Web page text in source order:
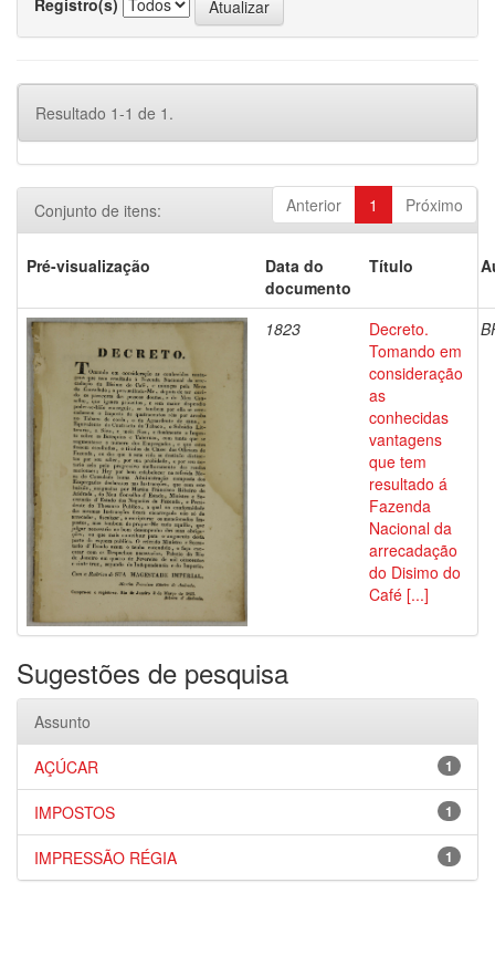
Resultado 1-1 de 1.
Anterior 1 Próximo
Conjunto de itens:
Pré-visualização
Data do
documento
Título
1823
Decreto.
Tomando em
consideração
as
conhecidas
vantagens
que tem
resultado á
Fazenda
Nacional da
arrecadação
do Disimo do
Café [...]
Sugestões de pesquisa
Assunto
1
AÇÚCAR
1
IMPOSTOS
1
IMPRESSÃO RÉGIA